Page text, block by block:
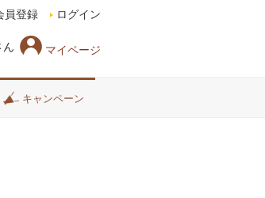
ん マイページ
員登録 ログイン
キャンペーン